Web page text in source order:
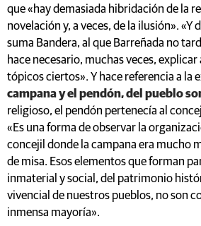
que «hay demasiada hibridación de la
novelación y, a veces, de la ilusión». «Y
suma Bandera, al que Barreñada no
hace necesario, muchas veces, explicar
tópicos ciertos». Y hace referencia a la
campana y el pendón, del pueblo
religioso, el pendón pertenecía al
«Es una forma de observar la
concejil donde la campana era mucho
de misa. Esos elementos que forman
inmaterial y social, del patrimonio
vivencial de nuestros pueblos, no son
inmensa mayoría».